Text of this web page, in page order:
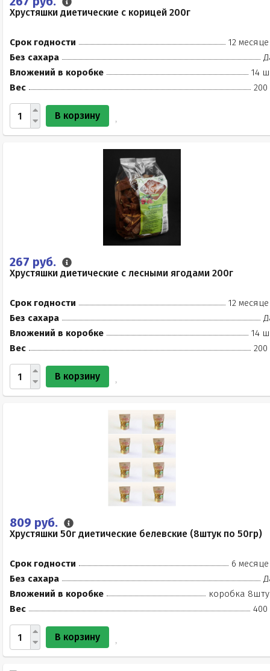
Хрустяшки диетические с корицей 200г
Срок годности
12
Без сахара
Вложений в коробке
14
Вес
200
В корзину
267 руб.
Хрустяшки диетические с лесными ягодами 200г
Срок годности
12
Без сахара
Вложений в коробке
14
Вес
200
В корзину
809 руб.
Хрустяшки 50г диетические белевские (8штук по 50гр)
Срок годности
6
Без сахара
Вложений в коробке
коробка
Вес
400
В корзину